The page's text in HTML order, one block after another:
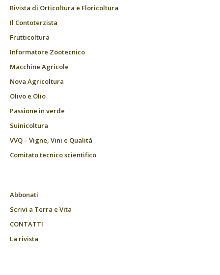
Rivista di Orticoltura e Floricoltura
Il Contoterzista
Frutticoltura
Informatore Zootecnico
Macchine Agricole
Nova Agricoltura
Olivo e Olio
Passione in verde
Suinicoltura
VVQ – Vigne, Vini e Qualità
Comitato tecnico scientifico
Abbonati
Scrivi a Terra e Vita
CONTATTI
La rivista